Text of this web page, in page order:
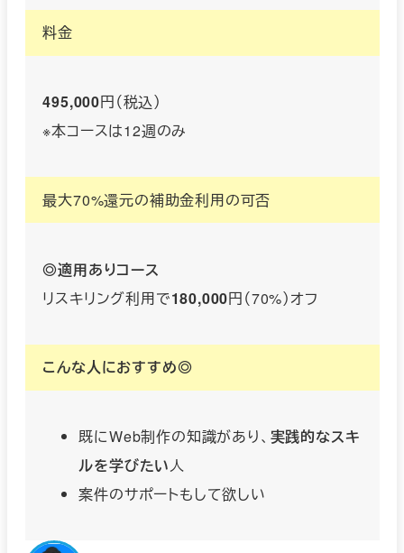
料金
495,000円（税込）
※本コースは12週のみ
最大70%還元の補助金利用の可否
◎適用ありコース
リスキリング利用で180,000円（70%）オフ
こんな人におすすめ◎
既にWeb制作の知識があり、 実践的なスキ
ルを学びたい人
案件のサポートもして欲しい